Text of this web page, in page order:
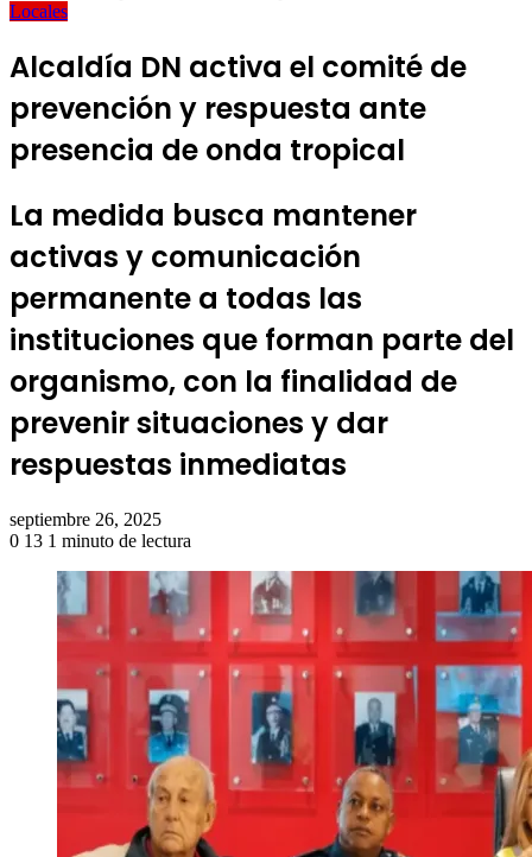
Locales
Alcaldía DN activa el comité de
prevención y respuesta ante
presencia de onda tropical
La medida busca mantener
activas y comunicación
permanente a todas las
instituciones que forman parte del
organismo, con la finalidad de
prevenir situaciones y dar
respuestas inmediatas
septiembre 26, 2025
0 13 1 minuto de lectura